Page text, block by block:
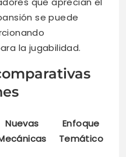
se puede
la jugabilidad.
Nuevas
Enfoque
Temático